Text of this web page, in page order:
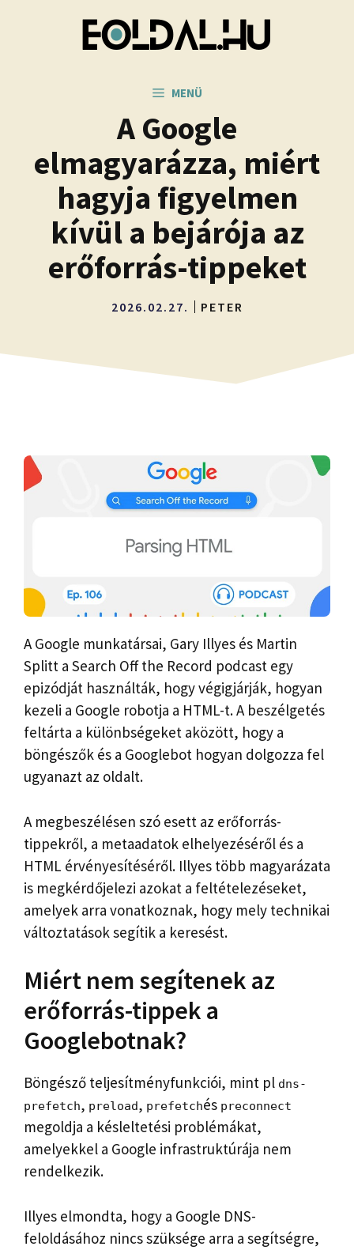
MENÜ
A Google
elmagyarázza, miért
hagyja figyelmen
kívül a bejárója az
erőforrás-tippeket
2026.02.27. PETER
A Google munkatársai, Gary Illyes és Martin
Splitt a Search Off the Record podcast egy
epizódját használták, hogy végigjárják, hogyan
kezeli a Google robotja a HTML-t. A beszélgetés
feltárta a különbségeket aközött, hogy a
böngészők és a Googlebot hogyan dolgozza fel
ugyanazt az oldalt.
A megbeszélésen szó esett az erőforrás-
tippekről, a metaadatok elhelyezéséről és a
HTML érvényesítéséről. Illyes több magyarázata
is megkérdőjelezi azokat a feltételezéseket,
amelyek arra vonatkoznak, hogy mely technikai
változtatások segítik a keresést.
Miért nem segítenek az
erőforrás-tippek a
Googlebotnak?
Böngésző teljesítményfunkciói, mint pl dns-
prefetch, preload, prefetchés preconnect
megoldja a késleltetési problémákat,
amelyekkel a Google infrastruktúrája nem
rendelkezik.
Illyes elmondta, hogy a Google DNS-
feloldásához nincs szüksége arra a segítségre,